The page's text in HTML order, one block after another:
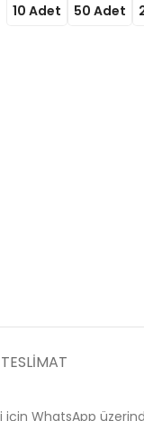
10 Adet 50 Adet
WhatsApp